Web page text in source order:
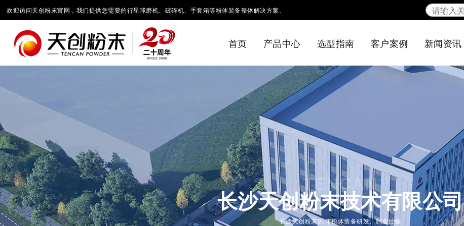
欢迎访问天创粉末官网，我们提供您需要的行星球磨机、破碎机、手套箱等粉体装备整体解决方案。
首页 产品中心 选型指南 客户案例 新闻资讯
长沙天创粉末技术有限公司
TENCAN
长沙天创粉末20年粉体装备研发、制造经验